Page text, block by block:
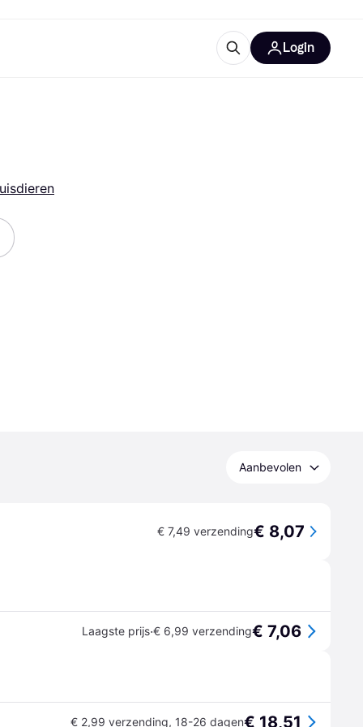
Login
Aanbevolen
€ 7,49 verzending€ 8,07
Laagste prijs·€ 6,99 verzending€ 7,06
€ 2,99 verzending, 18-26 dagen€ 18,51